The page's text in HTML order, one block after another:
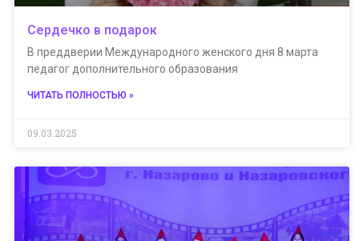
Сердечко в подарок
В преддверии Международного женского дня 8 марта
педагог дополнительного образования
ЧИТАТЬ ПОЛНОСТЬЮ »
09.03.2025